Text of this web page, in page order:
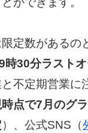
定数があるの
30分ラストオ
不定期営業に
点で7月のグ
）、公式SNS（